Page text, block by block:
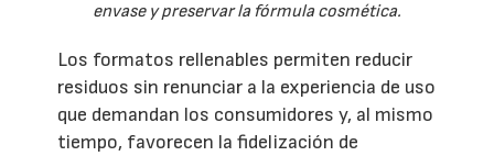
envase y preservar la fórmula cosmética.
Los formatos rellenables permiten reducir
residuos sin renunciar a la experiencia de uso
que demandan los consumidores y, al mismo
tiempo, favorecen la fidelización de